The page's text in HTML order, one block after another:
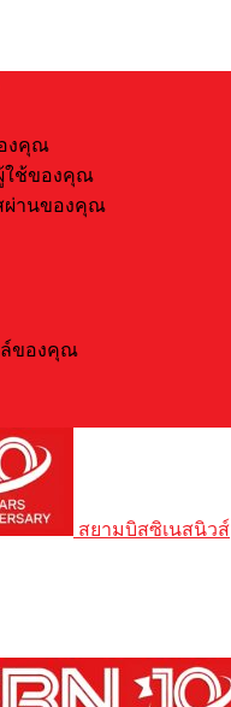
งคุณ
ใช้ของคุณ
ผ่านของคุณ
ล์ของคุณ
สยามบิสซิเนสนิวส์